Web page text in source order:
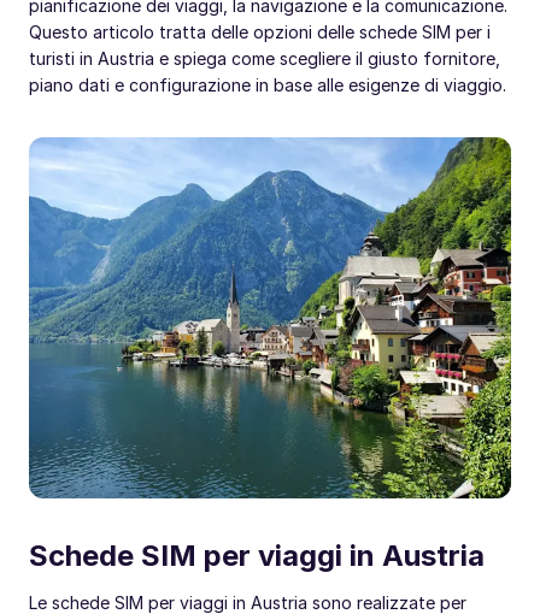
pianificazione dei viaggi, la navigazione e la comunicazione.
Questo articolo tratta delle opzioni delle schede SIM per i
turisti in Austria e spiega come scegliere il giusto fornitore,
piano dati e configurazione in base alle esigenze di viaggio.
Schede SIM per viaggi in Austria
Le schede SIM per viaggi in Austria sono realizzate per